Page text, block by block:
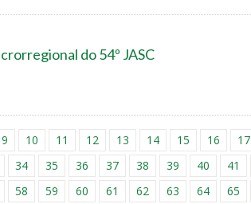
do 54º JASC
9 10 11 12 13 14 15 16 17
34 35 36 37 38 39 40 41
58 59 60 61 62 63 64 65